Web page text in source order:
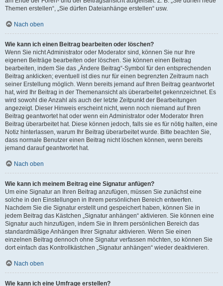
Themen erstellen“, „Sie dürfen Dateianhänge erstellen“ usw.
Nach oben
Wie kann ich einen Beitrag bearbeiten oder löschen?
Wenn Sie nicht Administrator oder Moderator sind, können Sie nur Ihre
eigenen Beiträge bearbeiten oder löschen. Sie können einen Beitrag
bearbeiten, indem Sie das „Ändere Beitrag“-Symbol für den entsprechenden
Beitrag anklicken; eventuell ist dies nur für einen begrenzten Zeitraum nach
seiner Erstellung möglich. Wenn bereits jemand auf Ihren Beitrag geantwortet
hat, wird Ihr Beitrag in der Themenansicht als überarbeitet gekennzeichnet. Es
wird sowohl die Anzahl als auch der letzte Zeitpunkt der Bearbeitungen
angezeigt. Dieser Hinweis erscheint nicht, wenn noch niemand auf Ihren
Beitrag geantwortet hat oder wenn ein Administrator oder Moderator Ihren
Beitrag überarbeitet hat. Diese können jedoch, falls sie es für nötig halten, eine
Notiz hinterlassen, warum Ihr Beitrag überarbeitet wurde. Bitte beachten Sie,
dass normale Benutzer einen Beitrag nicht löschen können, wenn bereits
jemand darauf geantwortet hat.
Nach oben
Wie kann ich meinem Beitrag eine Signatur anfügen?
Um eine Signatur an Ihren Beitrag anzufügen, müssen Sie zunächst eine
solche in den Einstellungen in Ihrem persönlichen Bereich entwerfen.
Nachdem Sie die Signatur erstellt und gespeichert haben, können Sie in
jedem Beitrag das Kästchen „Signatur anhängen“ aktivieren. Sie können eine
Signatur auch hinzufügen, indem Sie in Ihrem persönlichen Bereich das
standardmäßige Anhängen Ihrer Signatur aktivieren. Wenn Sie einen
einzelnen Beitrag dennoch ohne Signatur verfassen möchten, so können Sie
dort einfach das Kontrollkästchen „Signatur anhängen“ wieder deaktivieren.
Nach oben
Wie kann ich eine Umfrage erstellen?